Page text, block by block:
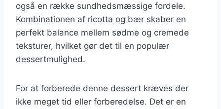
også en række sundhedsmæssige fordele.
Kombinationen af ricotta og bær skaber en
perfekt balance mellem sødme og cremede
teksturer, hvilket gør det til en populær
dessertmulighed.
For at forberede denne dessert kræves der
ikke meget tid eller forberedelse. Det er en